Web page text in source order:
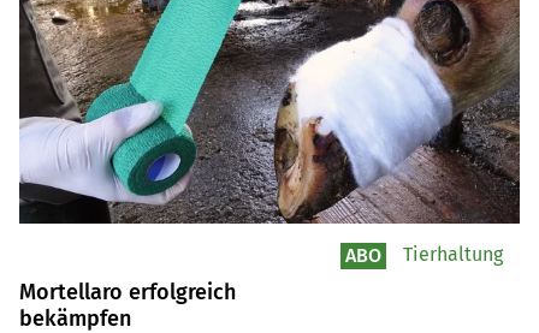
Mortellaro erfolgreich
bekämpfen
ABO Tierhaltung